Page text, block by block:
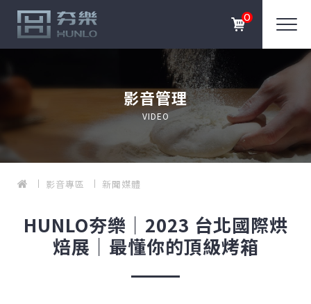
0
影音管理
VIDEO
影音專區 新聞媒體
HUNLO夯樂｜2023 台北國際烘
焙展｜最懂你的頂級烤箱